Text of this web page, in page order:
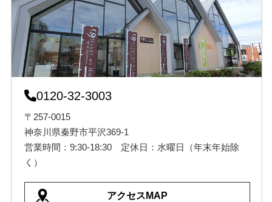
0120-32-3003
〒257-0015
神奈川県秦野市平沢369-1
営業時間：9:30-18:30 定休日：水曜日（年末年始除
く）
アクセスMAP